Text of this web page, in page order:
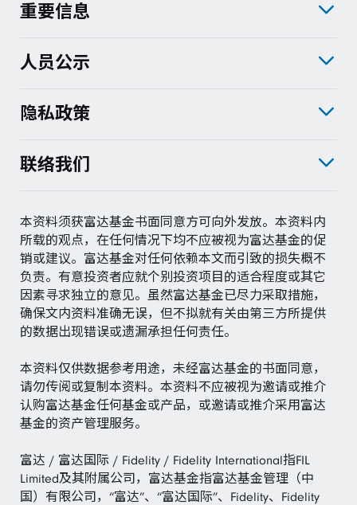
重要信息
人员公示
隐私政策
联络我们
本资料须获富达基金书面同意方可向外发放。本资料内
所载的观点，在任何情况下均不应被视为富达基金的促
销或建议。富达基金对任何依赖本文而引致的损失概不
负责。有意投资者应就个别投资项目的适合程度或其它
因素寻求独立的意见。虽然富达基金已尽力采取措施，
确保文内资料准确无误，但不拟就有关由第三方所提供
的数据出现错误或遗漏承担任何责任。
本资料仅供数据参考用途，未经富达基金的书面同意，
请勿传阅或复制本资料。本资料不应被视为邀请或推介
认购富达基金任何基金或产品，或邀请或推介采用富达
基金的资产管理服务。
富达 / 富达国际 / Fidelity / Fidelity International指FIL
Limited及其附属公司，富达基金指富达基金管理（中
国）有限公司，“富达”、“富达国际”、Fidelity、Fidelity